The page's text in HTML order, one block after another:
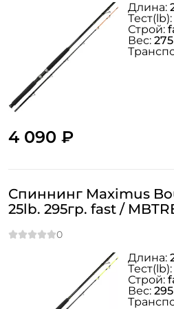
4 090 ₽
Длина:
Тeст(lb):
Строй:
Вес:
Спиннинг Maximus
25lb. 295гр. fast /
Длина:
Тeст(lb):
Строй:
Вес: